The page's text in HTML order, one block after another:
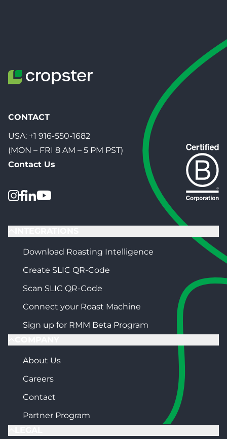
CONTACT
USA: +1 916-550-1682
(MON – FRI 8 AM – 5 PM PST)
Contact Us
Download Roasting Intelligence
Create SLIC QR-Code
Scan SLIC QR-Code
Connect your Roast Machine
Sign up for RMM Beta Program
About Us
Careers
Contact
Partner Program